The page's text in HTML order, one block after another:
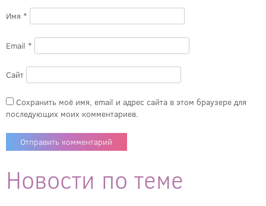
Имя *
Email *
Сайт
Сохранить моё имя, email и адрес сайта в этом браузере для
последующих моих комментариев.
Новости по теме